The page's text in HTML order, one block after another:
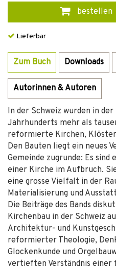
bestellen
Lieferbar
Zum Buch Downloads
Autorinnen & Autoren
In der Schweiz wurden in
Jahrhunderts mehr als
reformierte Kirchen,
Den Bauten liegt ein neues
Gemeinde zugrunde: Es sind
einer Kirche im Aufbruch.
eine grosse Vielfalt in der
Materialisierung und
Die Beiträge des Bands
Kirchenbau in der Schweiz
Architektur- und
reformierter Theologie,
Glockenkunde und
vertieften Verständnis einer